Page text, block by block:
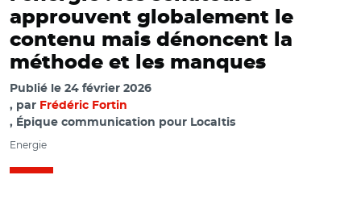
approuvent globalement le
contenu mais dénoncent la
méthode et les manques
Publié le 24 février 2026
par Frédéric Fortin
, Épique communication pour Localtis
Energie